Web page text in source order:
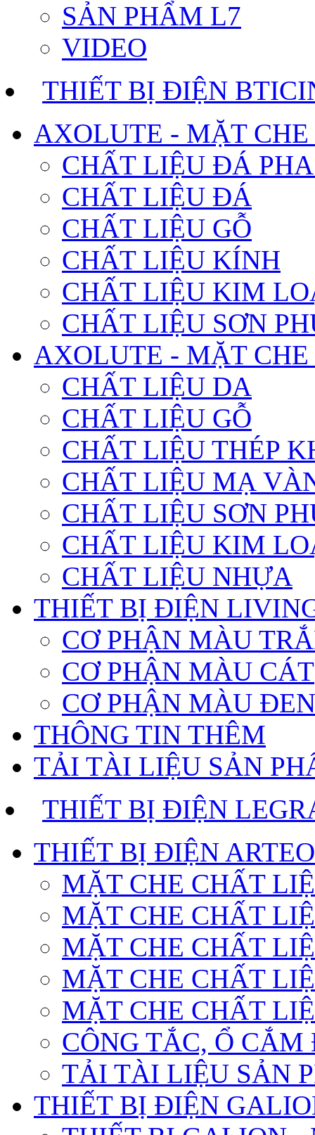
SẢN PHẨM L7
VIDEO
THIẾT BỊ ĐIỆN
AXOLUTE - MẶT
CHẤT LIỆU ĐÁ
CHẤT LIỆU ĐÁ
CHẤT LIỆU GỖ
CHẤT LIỆU KÍNH
CHẤT LIỆU KIM
CHẤT LIỆU SƠN
AXOLUTE - MẶT
CHẤT LIỆU DA
CHẤT LIỆU GỖ
CHẤT LIỆU THÉP
CHẤT LIỆU MẠ
CHẤT LIỆU SƠN
CHẤT LIỆU KIM
CHẤT LIỆU NHỰA
THIẾT BỊ ĐIỆN
CƠ PHẬN MÀU
CƠ PHẬN MÀU CÁT
CƠ PHẬN MÀU ĐEN
THÔNG TIN THÊM
TẢI TÀI LIỆU SẢN
THIẾT BỊ ĐIỆN
THIẾT BỊ ĐIỆN
MẶT CHE CHẤT
MẶT CHE CHẤT
MẶT CHE CHẤT
MẶT CHE CHẤT
MẶT CHE CHẤT
CÔNG TẮC, Ổ
TẢI TÀI LIỆU SẢN
THIẾT BỊ ĐIỆN